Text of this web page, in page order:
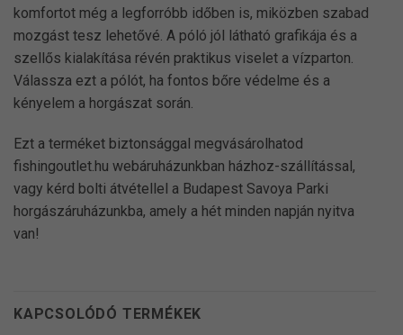
komfortot még a legforróbb időben is, miközben szabad
mozgást tesz lehetővé. A póló jól látható grafikája és a
szellős kialakítása révén praktikus viselet a vízparton.
Válassza ezt a pólót, ha fontos bőre védelme és a
kényelem a horgászat során.
Ezt a terméket biztonsággal megvásárolhatod
fishingoutlet.hu webáruházunkban házhoz-szállítással,
vagy kérd bolti átvétellel a Budapest Savoya Parki
horgászáruházunkba, amely a hét minden napján nyitva
van!
KAPCSOLÓDÓ TERMÉKEK